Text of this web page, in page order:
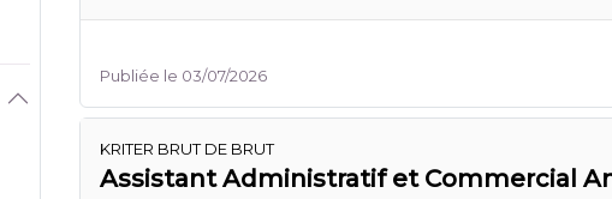
Publiée le 03/07/2026
KRITER BRUT DE BRUT
Assistant Administratif et Commercial